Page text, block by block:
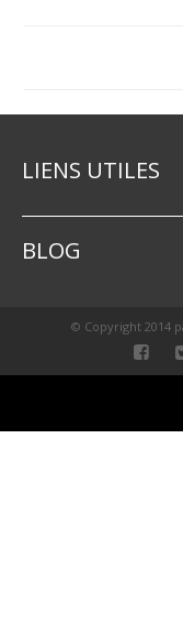
LIENS UTILES
BLOG
© Copyright 2014